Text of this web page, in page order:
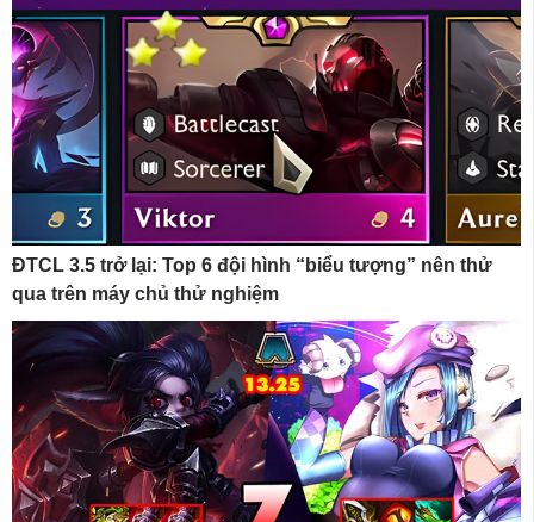
ĐTCL 3.5 trở lại: Top 6 đội hình “biểu tượng” nên thử
qua trên máy chủ thử nghiệm